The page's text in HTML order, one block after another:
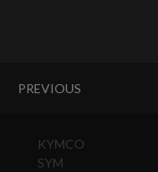
PREVIOUS
KYMCO
SYM